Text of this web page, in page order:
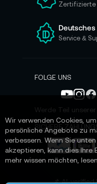
e
e
n
N
s
e
n
Zertifizierte
Service &
FOLGE UNS
Werde Teil
SICHERE
📌 AI-verified
Wir verwenden Cookies,
persönliche Angebote zu
verbessern. Wenn Sie
akzeptieren, kann dies Ihre
mehr wissen möchten,